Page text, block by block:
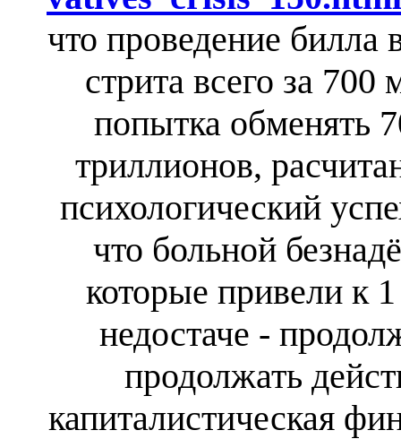
что проведение билла
стрита всего за
попытка обменять
триллионов,
психологический
что больной
которые привели к
недостаче -
продолжать
капиталистическая